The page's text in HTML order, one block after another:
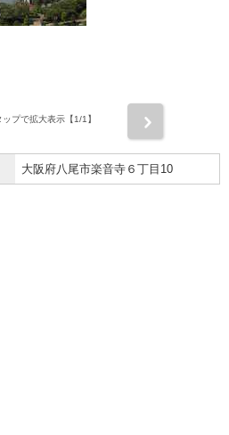
ップで拡大表示【1/1】
大阪府八尾市楽音寺６丁目10